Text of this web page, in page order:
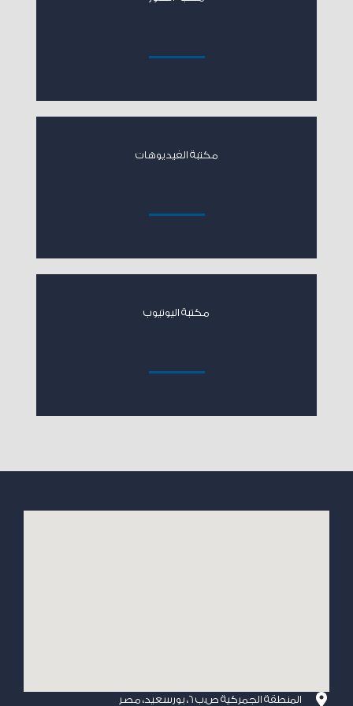
مكتبة الفيديوهات
مكتبة اليوتيوب
المنطقة الجمركية ص.ب 6، بورسعيد، مصر